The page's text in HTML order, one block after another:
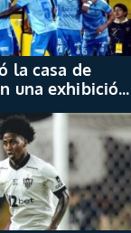
la casa de
una exhibición